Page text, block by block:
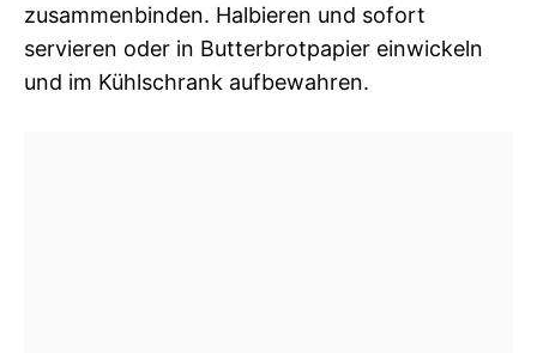
zusammenbinden. Halbieren und sofort
servieren oder in Butterbrotpapier einwickeln
und im Kühlschrank aufbewahren.